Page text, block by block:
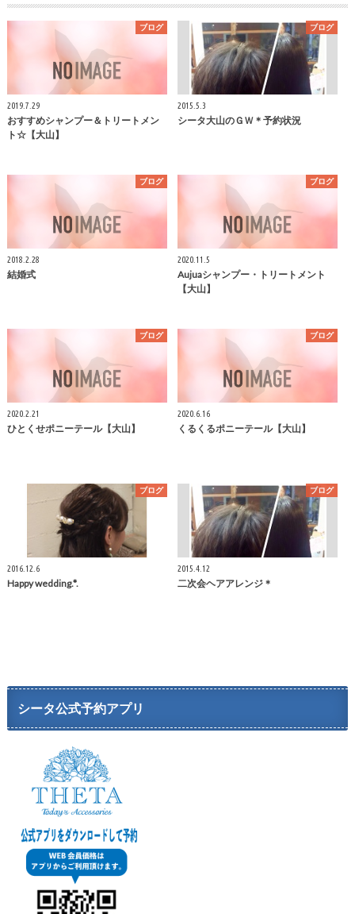
ブログ
2019.7.29
おすすめシャンプー＆トリートメン
ト☆【大山】
ブログ
2015.5.3
シータ大山のＧＷ＊予約状況
ブログ
2018.2.28
結婚式
ブログ
2020.11.5
Aujuaシャンプー・トリートメント
【大山】
ブログ
2020.2.21
ひとくせポニーテール【大山】
ブログ
2020.6.16
くるくるポニーテール【大山】
ブログ
2016.12.6
Happy wedding.*.
ブログ
2015.4.12
二次会ヘアアレンジ＊
シータ公式予約アプリ